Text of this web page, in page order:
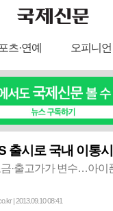
츠·연예 오피니언
출시로 국내 이통
·출고가가 변수…아이
| 2013.09.10 08:41